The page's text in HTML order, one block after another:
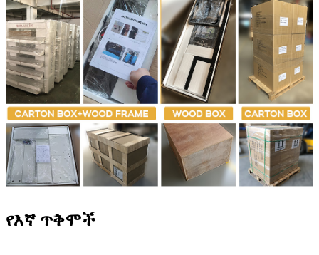
የእኛ ጥቅሞች